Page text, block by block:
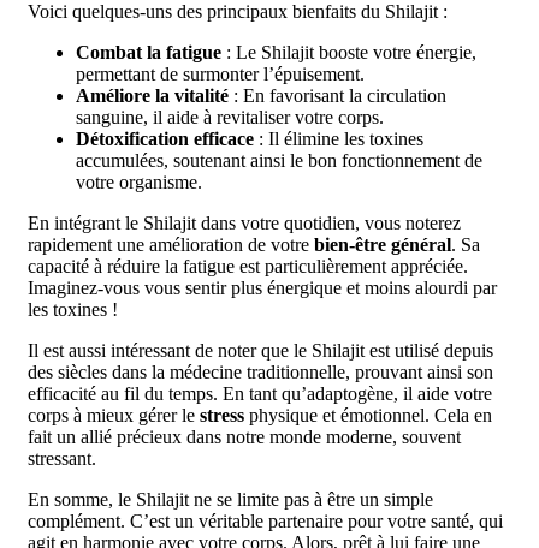
Voici quelques-uns des principaux bienfaits du Shilajit :
Combat la fatigue : Le Shilajit booste votre énergie,
permettant de surmonter l’épuisement.
Améliore la vitalité : En favorisant la circulation
sanguine, il aide à revitaliser votre corps.
Détoxification efficace : Il élimine les toxines
accumulées, soutenant ainsi le bon fonctionnement de
votre organisme.
En intégrant le Shilajit dans votre quotidien, vous noterez
rapidement une amélioration de votre bien-être général. Sa
capacité à réduire la fatigue est particulièrement appréciée.
Imaginez-vous vous sentir plus énergique et moins alourdi par
les toxines !
Il est aussi intéressant de noter que le Shilajit est utilisé depuis
des siècles dans la médecine traditionnelle, prouvant ainsi son
efficacité au fil du temps. En tant qu’adaptogène, il aide votre
corps à mieux gérer le stress physique et émotionnel. Cela en
fait un allié précieux dans notre monde moderne, souvent
stressant.
En somme, le Shilajit ne se limite pas à être un simple
complément. C’est un véritable partenaire pour votre santé, qui
agit en harmonie avec votre corps. Alors, prêt à lui faire une